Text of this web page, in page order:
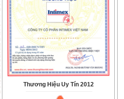
Thương Hiệu Uy Tín 2012